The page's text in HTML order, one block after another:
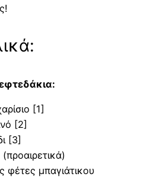
[1]
[2]
[3]
φέτες μπαγιάτικου